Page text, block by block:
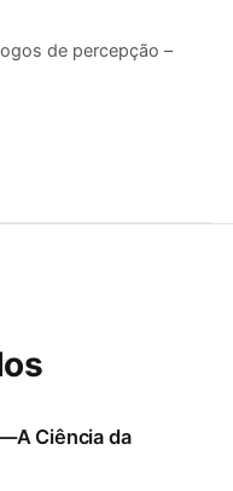
de percepção –
Ciência da